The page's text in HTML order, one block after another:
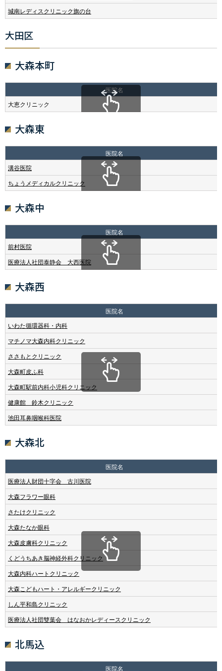
城南レディスクリニック旗の台
大田区
大森本町
医院名
大恵クリニック
大森東
医院名
溝谷医院
ちょうメディカルクリニック
大森中
医院名
前村医院
医療法人社団泰静会 大西医院
大森西
医院名
いわた循環器科・内科
マチノマ大森内科クリニック
ささもとクリニック
大森町皮ふ科
大森町駅前内科小児科クリニック
健康館 鈴木クリニック
池田耳鼻咽喉科医院
大森北
医院名
医療法人財団十字会 古川医院
大森フラワー眼科
さたけクリニック
大森たなか眼科
大森皮膚科クリニック
くどうちあき脳神経外科クリニック
大森内科ハートクリニック
大森こどもハート・アレルギークリニック
しん平和島クリニック
医療法人社団雙葉会 はなおかレディースクリニック
北馬込
医院名